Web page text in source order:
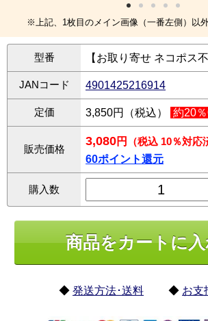
※上記、1枚目のメイン画像（一番左側）以外
型番 【お取り寄せ ネコポス不
JANコード 4901425216914
定価 3,850円（税込） 約20
販売価格
3,080円
（税込 10％対応
60ポイント還元
購入数
◆ 発送方法･送料 ◆ お支